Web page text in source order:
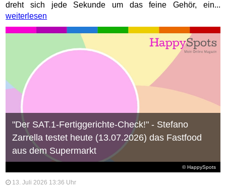
dreht sich jede Sekunde um das feine Gehör, ein...
weiterlesen
© HappySpots
"Der SAT.1-Fertiggerichte-Check!" - Stefano
Zarrella testet heute (13.07.2026) das Fastfood
aus dem Supermarkt
13. Juli 2026 13:36 Uhr